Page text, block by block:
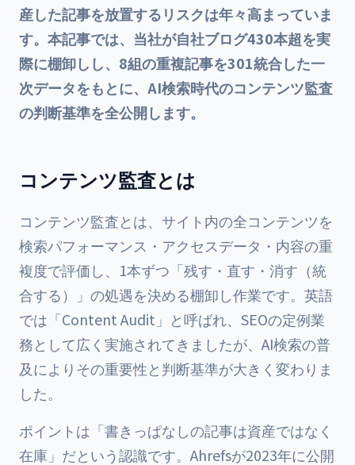
産した記事を放置するリスクは年々高まっていま
す。本記事では、当社が自社ブログ430本超を実
際に棚卸しし、8組の重複記事を301統合した一
次データをもとに、AI検索時代のコンテンツ監査
の判断基準を全公開します。
コンテンツ監査とは
コンテンツ監査とは、サイト内の全コンテンツを
検索パフォーマンス・アクセスデータ・内容の重
複度で評価し、1本ずつ「残す・直す・消す（統
合する）」の処遇を決める棚卸し作業です。英語
では「Content Audit」と呼ばれ、SEOの定例業
務として広く実施されてきましたが、AI検索の普
及によりその重要性と判断基準が大きく変わりま
した。
ポイントは「書きっぱなしの記事は資産ではなく
在庫」だという認識です。Ahrefsが2023年に公開